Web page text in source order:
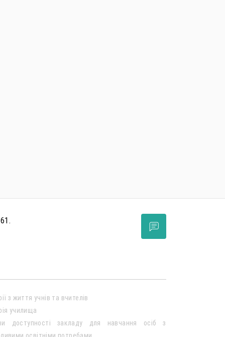
з життя учнів та вчителів
училища
доступності закладу для навчання осіб з